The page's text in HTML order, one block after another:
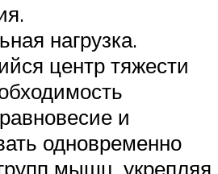
нагрузка.
центр тяжести
и
одновременно
мышц, укрепляя